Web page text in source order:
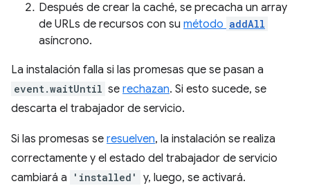
Después de crear la caché, se precacha un array
de URLs de recursos con su método addAll
asíncrono.
La instalación falla si las promesas que se pasan a
event.waitUntil se rechazan. Si esto sucede, se
descarta el trabajador de servicio.
Si las promesas se resuelven, la instalación se realiza
correctamente y el estado del trabajador de servicio
cambiará a
'installed' y, luego, se activará.